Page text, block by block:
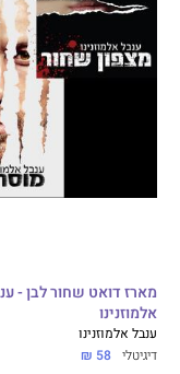
מארז דואט שחור לבן -
אלמוזנינו
ענבל אלמוזנינו
דיגיטלי 58 ₪